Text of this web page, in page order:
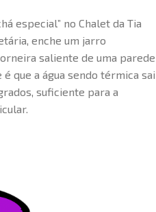
especial” no Chalet da Tia
enche um jarro
saliente de uma parede
que a água sendo térmica sai
suficiente para a